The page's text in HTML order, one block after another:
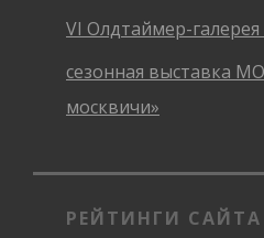
VI Олдтаймер-
сезонная выставка
москвичи»
РЕЙТИНГИ САЙТА